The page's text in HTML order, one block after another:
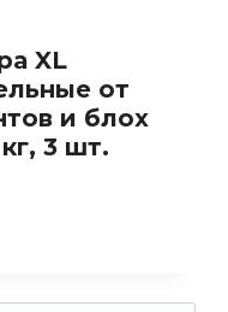
XL
от
и блох
3 шт.